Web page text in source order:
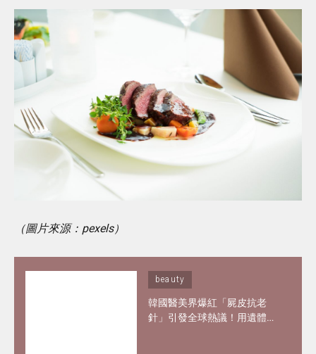
（圖片來源：pexels）
beauty
韓國醫美界爆紅「屍皮抗老
針」引發全球熱議！用遺體皮